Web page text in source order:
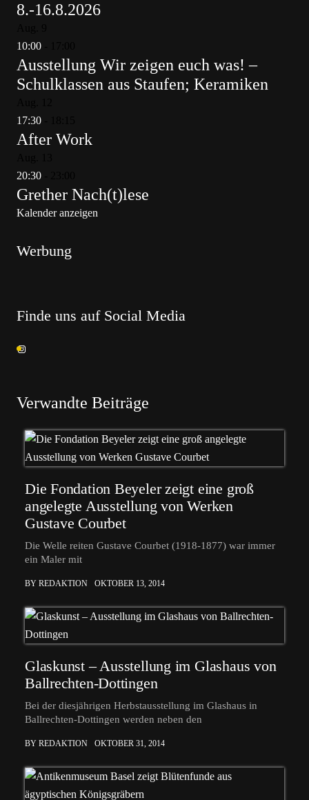
8.-16.8.2026
10:00
Ausstellung Wir zeigen euch was! –
Schulklassen aus Staufen; Keramiken
17:30
After Work
20:30
Grether Nach(t)lese
Kalender anzeigen
Werbung
Finde uns auf Social Media
Verwandte Beiträge
Die Fondation Beyeler zeigt eine groß
angelegte Ausstellung von Werken
Gustave Courbet
Die Welle reiten Gustave Courbet (1918-1877) war immer
ein Maler mit
BY REDAKTION OKTOBER 13, 2014
Glaskunst – Ausstellung im Glashaus von
Ballrechten-Dottingen
Bei der diesjährigen Herbstausstellung im Glashaus in
Ballrechten-Dottingen werden neben den
BY REDAKTION OKTOBER 31, 2014